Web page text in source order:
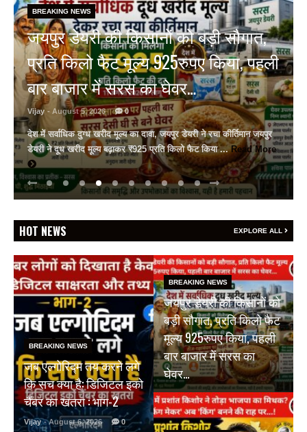
BREAKING NEWS
फेफड़ों के कैंसर की समय पर पहचान ही
बचा सकती है जान, उदयपुर में विशेष सत्र
आयोजित
Vijay - August 5, 2026 0
गीतांजलि मेडिकल कॉलेज में विशेषज्ञों ने दी आधुनिक सर्जरी की जानकारी
गीतांजलि मेडिकल कॉलेज एंड हॉस्पिटल में फेफड़ों के कैंसर पर जागरूकता सत्र
सर्जिकल ऑन्कोलॉजिस्ट ... Read More
HOT NEWS EXPLORE ALL
BREAKING NEWS
जब एल्गोरिद्म तय करने लगे
कि सच क्या है: डिजिटल इको
चैंबर का खतरा : भाग-2
Vijay - August 6, 2026 0
BREAKING NEWS
जयपुर डेयरी की किसानों को
बड़ी सौगात, प्रति किलो फैट
मूल्य 925रुपए किया, पहली
बार बाजार में सरस का
घेवर…